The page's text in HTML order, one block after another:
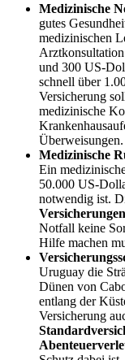
Medizinische
gutes
medizinischen
und 300 US-
schnell über
Versicherung
medizinische
Überweisungen.
Medizinische
Ein
50.000 US-
notwendig ist.
Notfall keine
Hilfe machen
Uruguay die
Dünen von
entlang der
Versicherung